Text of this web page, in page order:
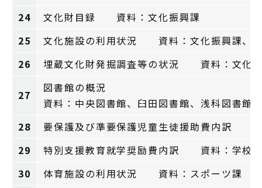
24
文化財目録 資料：文化振興課
25
文化施設の利用状況 資料：文化振興課、
26
埋蔵文化財発掘調査等の状況 資料：文化
27
図書館の概況
資料：中央図書館、臼田図書館、浅科図書館
28
要保護及び準要保護児童生徒援助費内訳
29
特別支援教育就学奨励費内訳 資料：学校
30
体育施設の利用状況 資料：スポーツ課